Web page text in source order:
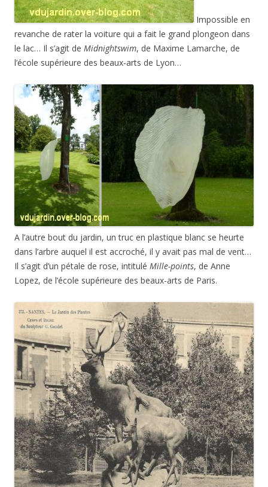
Impossible en
revanche de rater la voiture qui a fait le grand plongeon dans
le lac… Il s’agit de Midnightswim, de Maxime Lamarche, de
l’école supérieure des beaux-arts de Lyon…
A l’autre bout du jardin, un truc en plastique blanc se heurte
dans l’arbre auquel il est accroché, il y avait pas mal de vent…
Il s’agit d’un pétale de rose, intitulé Mille-­points, de Anne
Lopez, de l’école supérieure des beaux-arts de Paris.